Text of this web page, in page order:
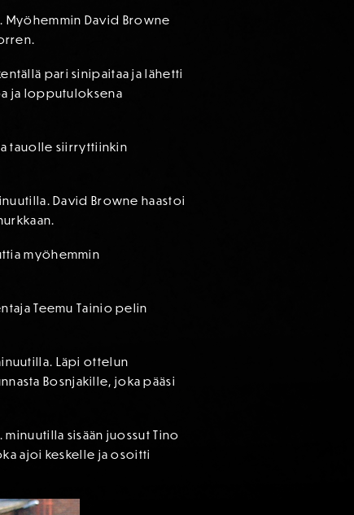
Myöhemmin David Browne
pari sinipaitaa ja lähetti
ja lopputuloksena
tauolle siirryttiinkin
David Browne haastoi
myöhemmin
Teemu Tainio pelin
Läpi ottelun
Bosnjakille, joka pääsi
sisään juossut Tino
ajoi keskelle ja osoitti